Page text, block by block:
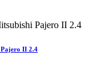
II 2.4